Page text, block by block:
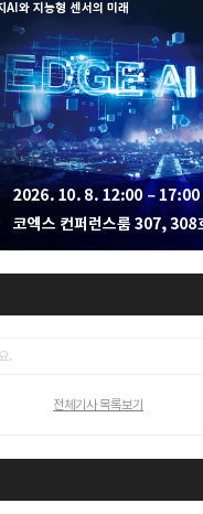
전체기사 목록보기